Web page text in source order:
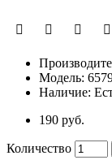
Модель:
Наличие:
190 руб.
Количество